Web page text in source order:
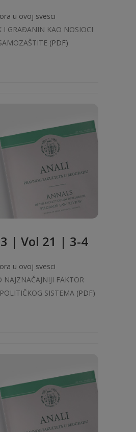
u ovoj svesci
I GRAĐANIN KAO NOSIOCI
(PDF)
| Vol 21 | 3-4
u ovoj svesci
NAJZNAČAJNIJI FAKTOR
SISTEMA (PDF)